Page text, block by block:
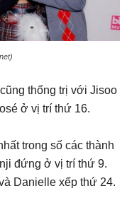
thống trị với Jisoo
ở vị trí thứ 16.
trong số các thành
đứng ở vị trí thứ 9.
Danielle xếp thứ 24.